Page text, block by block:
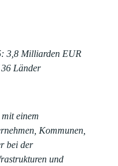
3,8 Milliarden EUR
Länder
einem
Kommunen,
bei der
und